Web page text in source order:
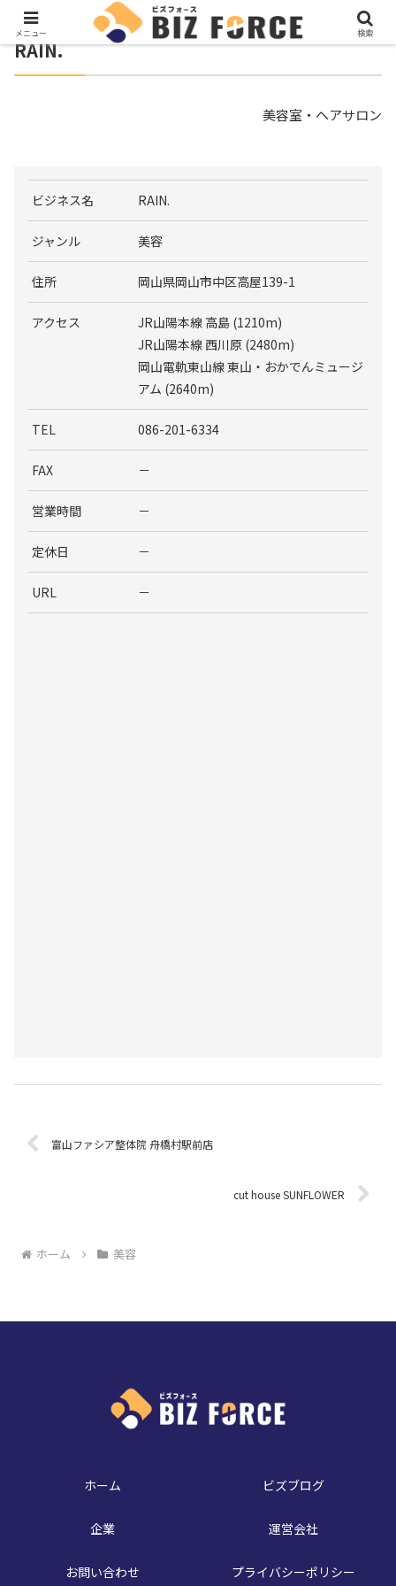
RAIN.
美容室・ヘアサロン
ビジネス名 RAIN.
ジャンル 美容
住所 岡山県岡山市中区高屋139-1
アクセス
JR山陽本線 高島 (1210m)
JR山陽本線 西川原 (2480m)
岡山電軌東山線 東山・おかでんミュージ
アム (2640m)
TEL 086-201-6334
FAX －
営業時間 －
定休日 －
URL －
富山ファシア整体院 舟橋村駅前店
cut house SUNFLOWER
ホーム 美容
ホーム ビズブログ
企業 運営会社
お問い合わせ プライバシーポリシー
メニュー 検索